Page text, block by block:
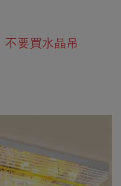
不要買水晶吊